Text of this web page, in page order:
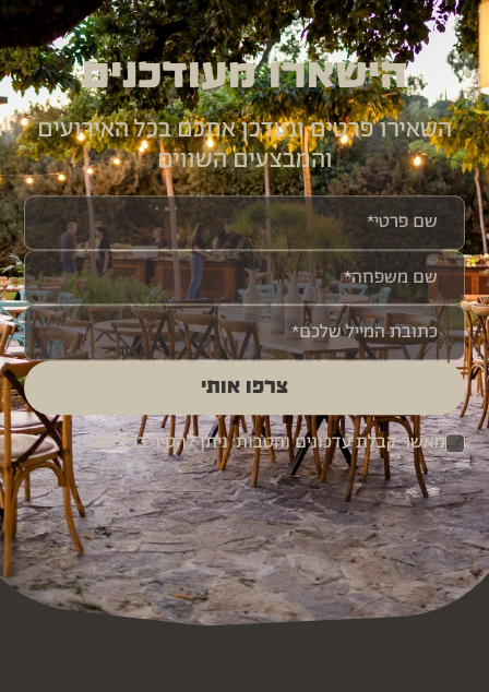
הישארו מעודכנים
השאירו פרטים ונעדכן אתכם בכל האירועים
והמבצעים השווים
צרפו אותי
מאשר קבלת עדכונים והטבות. ניתן להסיר בכל עת.